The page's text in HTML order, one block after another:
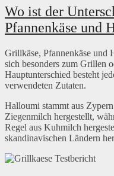
Wo ist der
Pfannenkäse und
Grillkäse, Pfannenkäse und
sich besonders zum Grillen
Hauptunterschied besteht
verwendeten Zutaten.
Halloumi stammt aus
Ziegenmilch hergestellt,
Regel aus Kuhmilch
skandinavischen Ländern